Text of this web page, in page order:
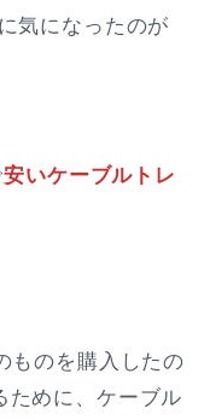
気になったのが
安いケーブルトレ
ものを購入したの
ために、ケーブル